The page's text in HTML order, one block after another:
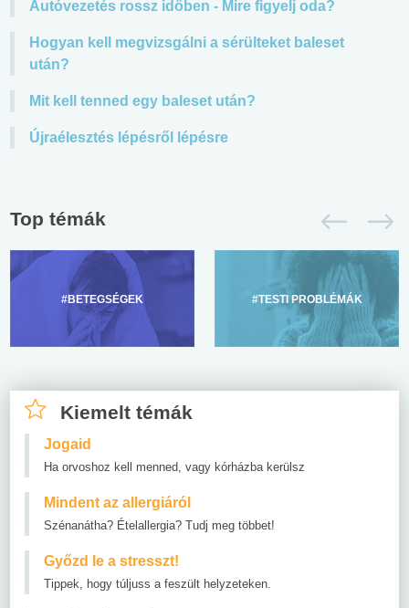
Autóvezetés rossz időben - Mire figyelj oda?
Hogyan kell megvizsgálni a sérülteket baleset
után?
Mit kell tenned egy baleset után?
Újraélesztés lépésről lépésre
Top témák
#BETEGSÉGEK #TESTI PROBLÉMÁK
Kiemelt témák
Jogaid
Ha orvoshoz kell menned, vagy kórházba kerülsz
Mindent az allergiáról
Szénanátha? Ételallergia? Tudj meg többet!
Győzd le a stresszt!
Tippek, hogy túljuss a feszült helyzeteken.